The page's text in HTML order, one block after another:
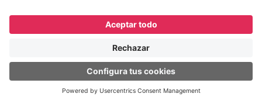
verificar, analizar, reacondicionar y
garantizando calidad y reduciendo
costos”.